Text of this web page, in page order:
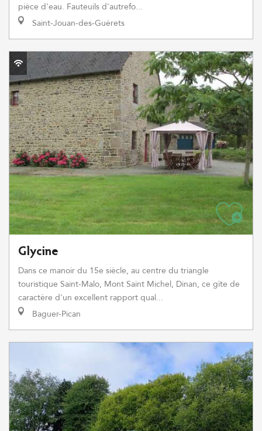
pièce d'eau. Fauteuils d'autrefo...
Saint-Jouan-des-Guérets
Glycine
Dans ce manoir du 15e siècle, au centre du triangle
touristique Saint-Malo, Mont Saint Michel, Dinan, ce gîte de
caractère d'un excellent rapport qual...
Baguer-Pican